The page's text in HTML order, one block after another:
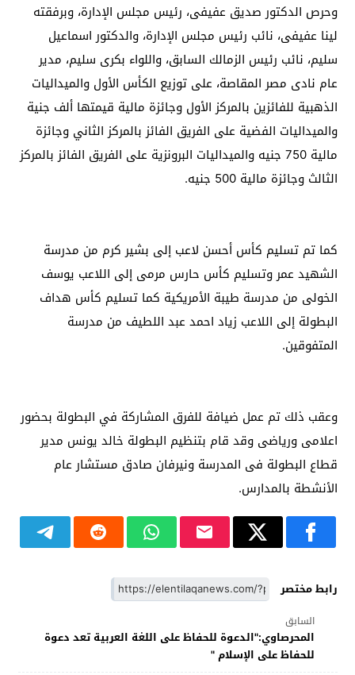
وحرص الدكتور صديق عفيفى، رئيس مجلس الإدارة، وبرفقته
لينا عفيفى، نائب رئيس مجلس الإدارة، والدكتور اسماعيل
سليم، نائب رئيس الزمالك السابق، واللواء بكرى سليم، مدير
عام نادى مصر المقاصة، على توزيع الكأس الأول والميداليات
الذهبية للفائزين بالمركز الأول وجائزة مالية قيمتها ألف جنية
والميداليات الفضية على الفريق الفائز بالمركز الثاني وجائزة
مالية 750 جنيه والميداليات البرونزية على الفريق الفائز بالمركز
الثالث وجائزة مالية 500 جنيه.
كما تم تسليم كأس أحسن لاعب إلى بشير كرم من مدرسة
الشهيد عمر وتسليم كأس حارس مرمى إلى اللاعب يوسف
الخولى من مدرسة طيبة الأمريكية كما تسليم كأس هداف
البطولة إلى اللاعب زياد احمد عبد اللطيف من مدرسة
المتفوقين.
وعقب ذلك تم عمل ضيافة للفرق المشاركة في البطولة بحضور
اعلامى ورياضى وقد قام بتنظيم البطولة خالد يونس مدير
قطاع البطولة فى المدرسة ونيرفان صادق مستشار عام
الأنشطة بالمدارس.
رابط مختصر
السابق
المحرصاوي:"الدعوة للحفاظ على اللغة العربية تعد دعوة
للحفاظ على الإسلام "